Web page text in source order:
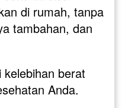
di rumah, tanpa
tambahan, dan
berat
Anda.